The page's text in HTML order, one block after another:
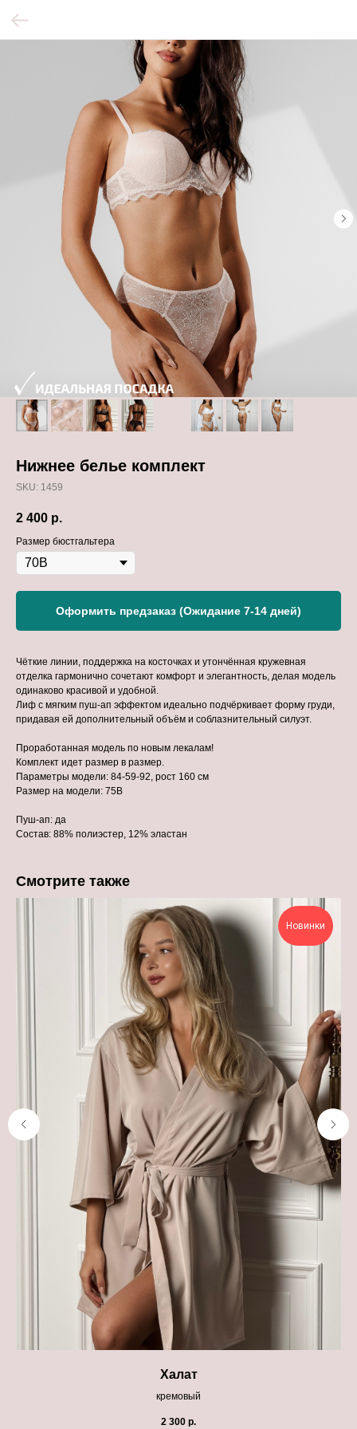
Нижнее белье комплект
SKU: 1459
2 400 р.
Размер бюстгальтера
Оформить предзаказ (Ожидание 7-14 дней)
Чёткие линии, поддержка на косточках и утончённая кружевная
отделка гармонично сочетают комфорт и элегантность, делая модель
одинаково красивой и удобной.
Лиф с мягким пуш-ап эффектом идеально подчёркивает форму груди,
придавая ей дополнительный объём и соблазнительный силуэт.
Проработанная модель по новым лекалам!
Комплект идет размер в размер.
Параметры модели: 84-59-92, рост 160 см
Размер на модели: 75В
Пуш-ап: да
Состав: 88% полиэстер, 12% эластан
Смотрите также
Новинки
Халат
кремовый
2 300 р.